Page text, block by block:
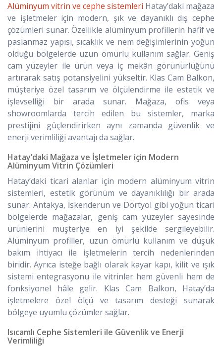
Alüminyum vitrin ve cephe sistemleri Hatay’daki mağaza
ve işletmeler için modern, şık ve dayanıklı dış cephe
çözümleri sunar. Özellikle alüminyum profillerin hafif ve
paslanmaz yapısı, sıcaklık ve nem değişimlerinin yoğun
olduğu bölgelerde uzun ömürlü kullanım sağlar. Geniş
cam yüzeyler ile ürün veya iç mekân görünürlüğünü
artırarak satış potansiyelini yükseltir. Klas Cam Balkon,
müşteriye özel tasarım ve ölçülendirme ile estetik ve
işlevselliği bir arada sunar. Mağaza, ofis veya
showroomlarda tercih edilen bu sistemler, marka
prestijini güçlendirirken aynı zamanda güvenlik ve
enerji verimliliği avantajı da sağlar.
Hatay’daki Mağaza ve İşletmeler için Modern
Alüminyum Vitrin Çözümleri
Hatay’daki ticari alanlar için modern alüminyum vitrin
sistemleri, estetik görünüm ve dayanıklılığı bir arada
sunar. Antakya, İskenderun ve Dörtyol gibi yoğun ticari
bölgelerde mağazalar, geniş cam yüzeyler sayesinde
ürünlerini müşteriye en iyi şekilde sergileyebilir.
Alüminyum profiller, uzun ömürlü kullanım ve düşük
bakım ihtiyacı ile işletmelerin tercih nedenlerinden
biridir. Ayrıca isteğe bağlı olarak kayar kapı, kilit ve ışık
sistemi entegrasyonu ile vitrinler hem güvenli hem de
fonksiyonel hâle gelir. Klas Cam Balkon, Hatay’da
işletmelere özel ölçü ve tasarım desteği sunarak
bölgeye uyumlu çözümler sağlar.
Isıcamlı Cephe Sistemleri ile Güvenlik ve Enerji
Verimliliği